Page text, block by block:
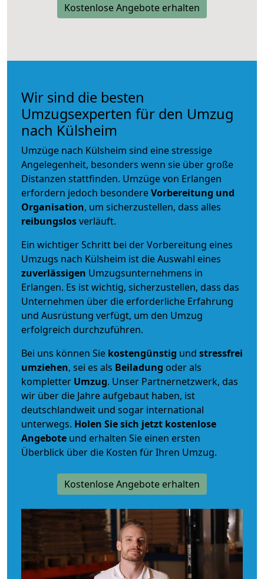
Kostenlose Angebote erhalten
Wir sind die besten
Umzugsexperten für den Umzug
nach Külsheim
Umzüge nach Külsheim sind eine stressige
Angelegenheit, besonders wenn sie über große
Distanzen stattfinden. Umzüge von Erlangen
erfordern jedoch besondereVorbereitung und
Organisation, um sicherzustellen, dass alles
reibungslosverläuft.
Ein wichtiger Schritt bei der Vorbereitung eines
Umzugs nach Külsheim ist die Auswahl eines
zuverlässigen Umzugsunternehmens in
Erlangen. Es ist wichtig, sicherzustellen, dass das
Unternehmen über die erforderliche Erfahrung
und Ausrüstung verfügt, um den Umzug
erfolgreich durchzuführen.
Bei uns können Sie kostengünstig und stressfrei
umziehen, sei es als Beiladung oder als
kompletter Umzug. Unser Partnernetzwerk, das
wir über die Jahre aufgebaut haben, ist
deutschlandweit und sogar international
unterwegs. Holen Sie sich jetzt kostenlose
Angebote und erhalten Sie einen ersten
Überblick über die Kosten für Ihren Umzug.
Kostenlose Angebote erhalten